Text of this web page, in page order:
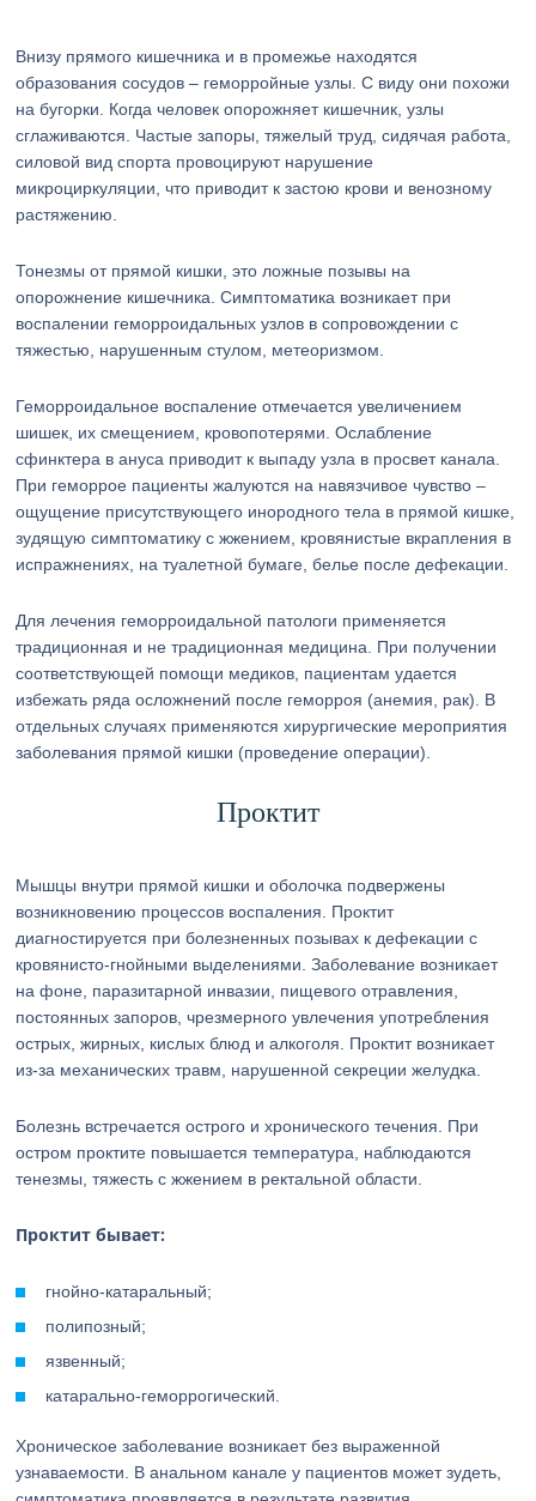
Внизу прямого кишечника и в промежье находятся
образования сосудов – геморройные узлы. С виду они похожи
на бугорки. Когда человек опорожняет кишечник, узлы
сглаживаются. Частые запоры, тяжелый труд, сидячая работа,
силовой вид спорта провоцируют нарушение
микроциркуляции, что приводит к застою крови и венозному
растяжению.
Тонезмы от прямой кишки, это ложные позывы на
опорожнение кишечника. Симптоматика возникает при
воспалении геморроидальных узлов в сопровождении с
тяжестью, нарушенным стулом, метеоризмом.
Геморроидальное воспаление отмечается увеличением
шишек, их смещением, кровопотерями. Ослабление
сфинктера в ануса приводит к выпаду узла в просвет канала.
При геморрое пациенты жалуются на навязчивое чувство –
ощущение присутствующего инородного тела в прямой кишке,
зудящую симптоматику с жжением, кровянистые вкрапления в
испражнениях, на туалетной бумаге, белье после дефекации.
Для лечения геморроидальной патологи применяется
традиционная и не традиционная медицина. При получении
соответствующей помощи медиков, пациентам удается
избежать ряда осложнений после геморроя (анемия, рак). В
отдельных случаях применяются хирургические мероприятия
заболевания прямой кишки (проведение операции).
Проктит
Мышцы внутри прямой кишки и оболочка подвержены
возникновению процессов воспаления. Проктит
диагностируется при болезненных позывах к дефекации с
кровянисто-гнойными выделениями. Заболевание возникает
на фоне, паразитарной инвазии, пищевого отравления,
постоянных запоров, чрезмерного увлечения употребления
острых, жирных, кислых блюд и алкоголя. Проктит возникает
из-за механических травм, нарушенной секреции желудка.
Болезнь встречается острого и хронического течения. При
остром проктите повышается температура, наблюдаются
тенезмы, тяжесть с жжением в ректальной области.
Проктит бывает:
гнойно-катаральный;
полипозный;
язвенный;
катарально-геморрогический.
Хроническое заболевание возникает без выраженной
узнаваемости. В анальном канале у пациентов может зудеть,